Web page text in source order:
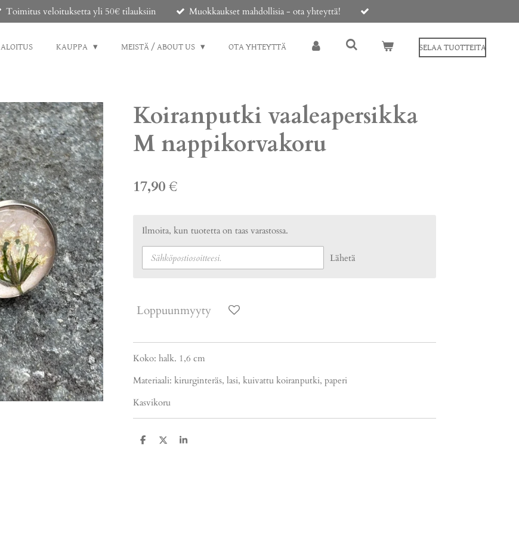
Toimitus veloituksetta yli 50€ tilauksiin Muokkaukset mahdollisia - ota yhteyttä!
ALOITUS KAUPPA MEISTÄ / ABOUT US OTA YHTEYTTÄ SELAA TUOTTEITA
Koiranputki vaaleapersikka
M nappikorvakoru
17,90 €
Ilmoita, kun tuotetta on taas varastossa.
Lähetä
Loppuunmyyty
Koko: halk. 1,6 cm
Materiaali: kirurginteräs, lasi, kuivattu koiranputki, paperi
Kasvikoru
J
J
J